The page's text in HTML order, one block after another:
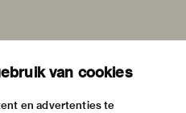
van cookies
en advertenties te